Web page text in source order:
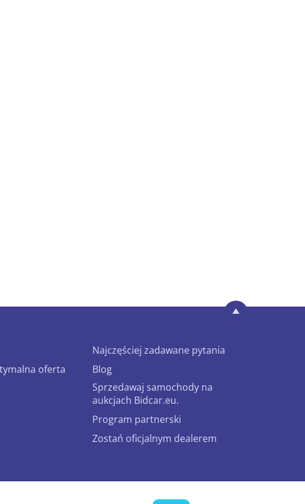
oferta
Najczęściej zadawane pytania
Blog
Sprzedawaj samochody na
aukcjach Bidcar.eu.
Program partnerski
Zostań oficjalnym dealerem